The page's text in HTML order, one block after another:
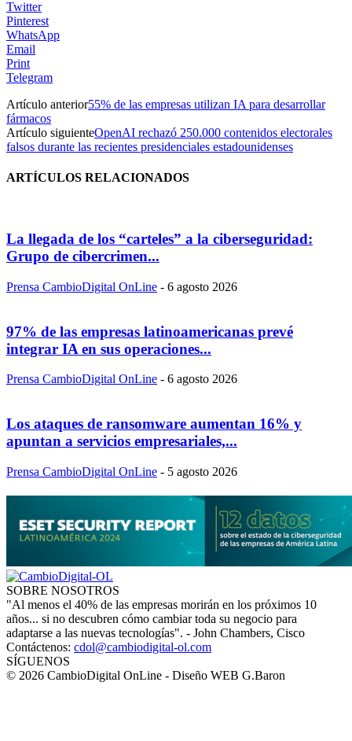
Twitter
Pinterest
WhatsApp
Email
Print
Telegram
Artículo anterior55% de las empresas utilizan IA para desarrollar
fármacos
Artículo siguienteOpenAI rechazó 250.000 contenidos electorales
falsos durante las recientes presidenciales estadounidenses
ARTÍCULOS RELACIONADOS
La llegada de los “carteles” a la ciberseguridad:
Grupo de cibercrimen...
Prensa CambioDigital OnLine - 6 agosto 2026
97% de las empresas latinoamericanas prevé
integrar IA en sus operaciones...
Prensa CambioDigital OnLine - 6 agosto 2026
Los ataques de ransomware aumentan 16% y
apuntan a servicios empresariales,...
Prensa CambioDigital OnLine - 5 agosto 2026
SOBRE NOSOTROS
"Al menos el 40% de las empresas morirán en los próximos 10
años... si no descubren cómo cambiar toda su negocio para
adaptarse a las nuevas tecnologías". - John Chambers, Cisco
Contáctenos: cdol@cambiodigital-ol.com
SÍGUENOS
© 2026 CambioDigital OnLine - Diseño WEB G.Baron